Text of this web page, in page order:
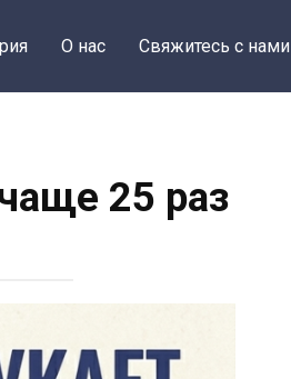
О нас Свяжитесь с нами
25 раз